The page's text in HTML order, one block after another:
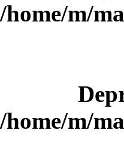
/home/m/
/home/m/